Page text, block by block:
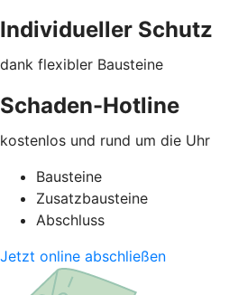
Individueller Schutz
dank flexibler Bausteine
Schaden-Hotline
kostenlos und rund um die Uhr
Bausteine
Zusatzbausteine
Abschluss
Jetzt online abschließen